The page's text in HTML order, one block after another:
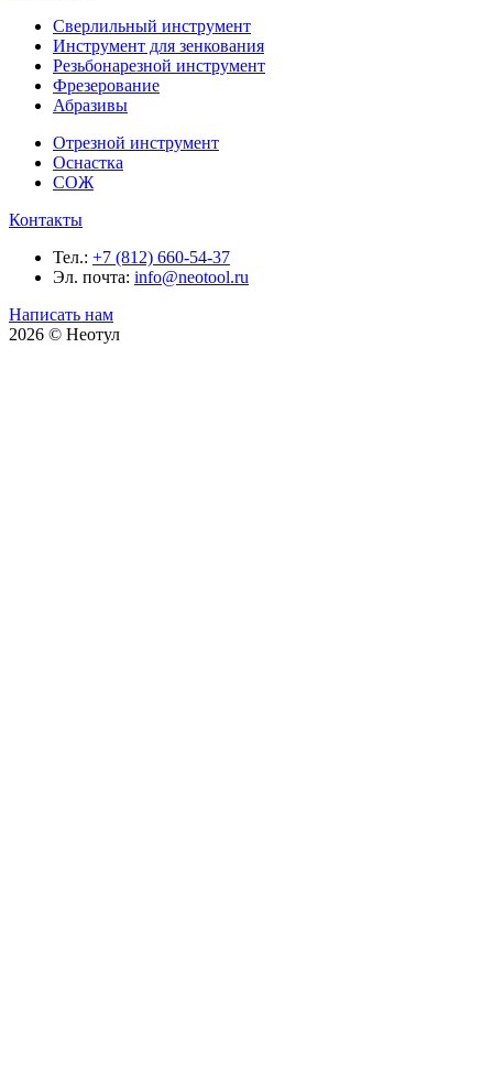
Сверлильный инструмент
Инструмент для зенкования
Резьбонарезной инструмент
Фрезерование
Абразивы
Отрезной инструмент
Оснастка
СОЖ
Контакты
Тел.: +7 (812) 660-54-37
Эл. почта: info@neotool.ru
Написать нам
2026 © Неотул